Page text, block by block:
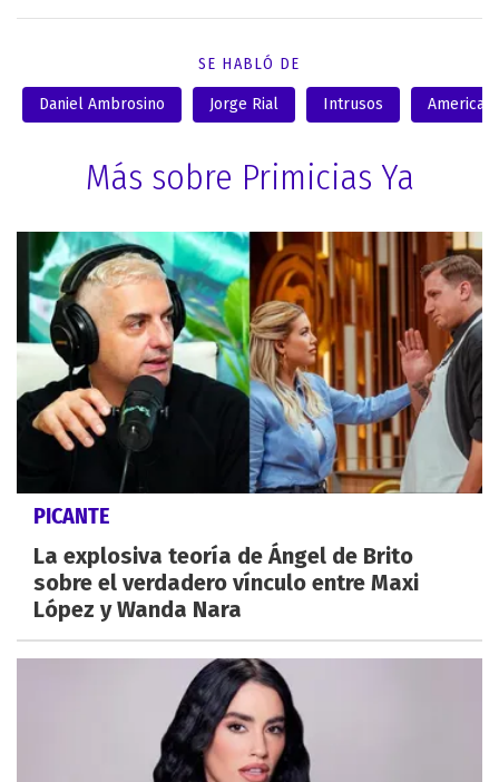
SE HABLÓ DE
Daniel Ambrosino Jorge Rial Intrusos America
Más sobre Primicias Ya
PICANTE
La explosiva teoría de Ángel de Brito
sobre el verdadero vínculo entre Maxi
López y Wanda Nara